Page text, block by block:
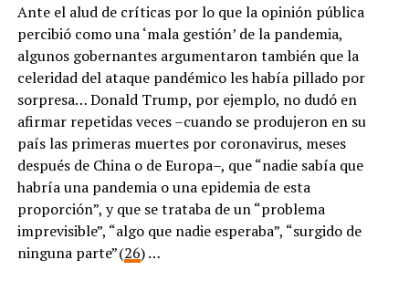
Ante el alud de críticas por lo que la opinión pública
percibió como una ‘mala gestión’ de la pandemia,
algunos gobernantes argumentaron también que la
celeridad del ataque pandémico les había pillado por
sorpresa… Donald Trump, por ejemplo, no dudó en
afirmar repetidas veces –cuando se produjeron en su
país las primeras muertes por coronavirus, meses
después de China o de Europa–, que “nadie sabía que
habría una pandemia o una epidemia de esta
proporción”, y que se trataba de un “problema
imprevisible”, “algo que nadie esperaba”, “surgido de
ninguna parte” (26) …